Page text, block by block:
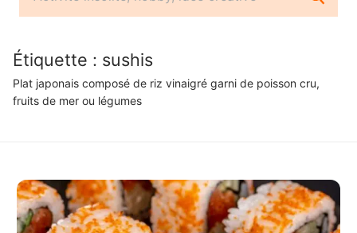
Étiquette : sushis
Plat japonais composé de riz vinaigré garni de poisson cru,
fruits de mer ou légumes